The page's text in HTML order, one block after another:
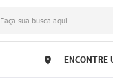
Faça sua busca aqui
ENCONTRE